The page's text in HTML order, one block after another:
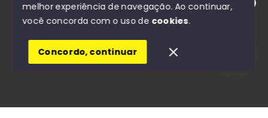
Olá! Estamos disponíveis para te ajudar.
© Copyright 2026 - D'Casa Imóveis - Todos os
SITE PARA IMOBILIARIA
melhor experiência de navegação.Ao continuar,
você concorda com o uso de cookies.
Concordo, continuar